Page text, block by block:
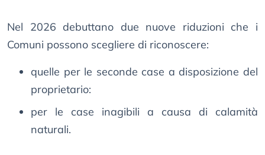
Nel 2026 debuttano due nuove riduzioni che i
Comuni possono scegliere di riconoscere:
quelle per le seconde case a disposizione del
proprietario:
per le case inagibili a causa di calamità
naturali.